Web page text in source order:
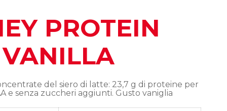
PROTEIN
VANILLA
del siero di latte: 23,7 g di proteine per
e senza zuccheri aggiunti. Gusto vaniglia